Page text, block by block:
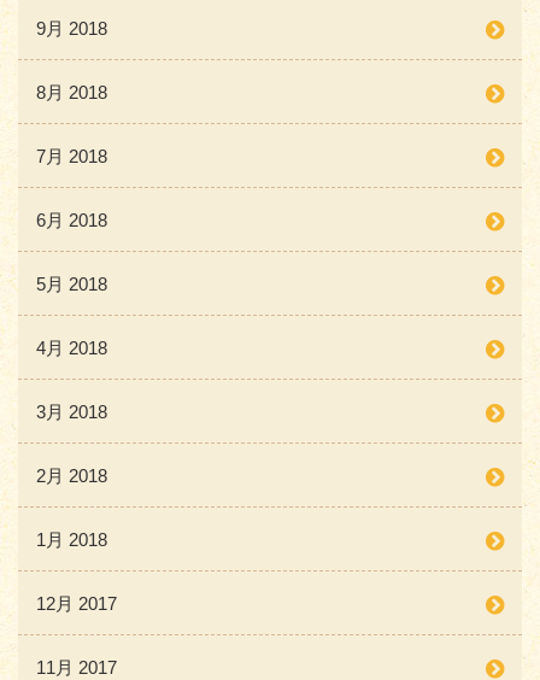
9月 2018
8月 2018
7月 2018
6月 2018
5月 2018
4月 2018
3月 2018
2月 2018
1月 2018
12月 2017
11月 2017